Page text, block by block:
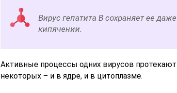
Вирус гепатита В сохраняет ее
кипячении.
Активные процессы одних вирусов протекают
некоторых – и в ядре, и в цитоплазме.